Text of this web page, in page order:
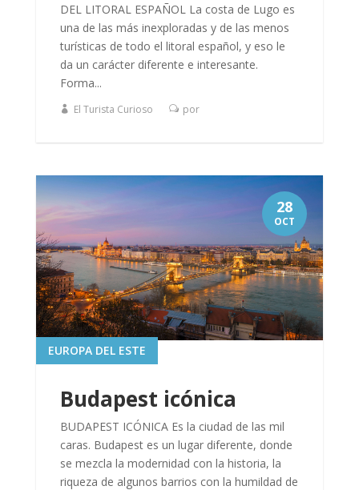
DEL LITORAL ESPAÑOL La costa de Lugo es
una de las más inexploradas y de las menos
turísticas de todo el litoral español, y eso le
da un carácter diferente e interesante.
Forma...
El Turista Curioso por
Budapest icónica
EUROPA DEL ESTE
BUDAPEST ICÓNICA Es la ciudad de las mil
caras. Budapest es un lugar diferente, donde
se mezcla la modernidad con la historia, la
riqueza de algunos barrios con la humildad de
28
OCT